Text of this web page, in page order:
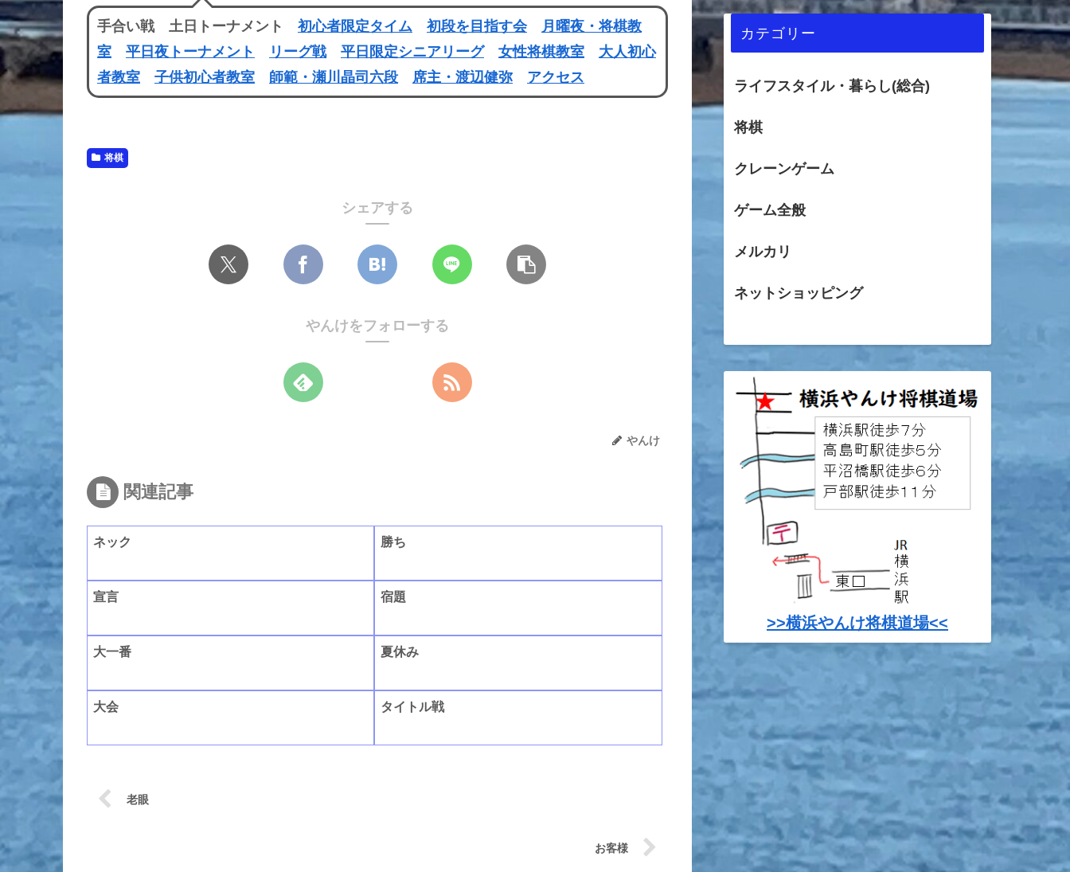
手合い戦 土日トーナメント 初心者限定タイム 初段を目指す会
月曜夜・将棋教
室
平日夜トーナメント リーグ戦 平日限定シニアリーグ 女性将棋教室
大人初心
者教室
子供初心者教室 師範・瀬川晶司六段 席主・渡辺健弥 アクセス
将棋
シェアする
やんけをフォローする
やんけ
関連記事
ネック 勝ち
宣言 宿題
大一番 夏休み
大会 タイトル戦
老眼
お客様
カテゴリー
ライフスタイル・暮らし(総合)
将棋
クレーンゲーム
ゲーム全般
メルカリ
ネットショッピング
>>横浜やんけ将棋道場<<